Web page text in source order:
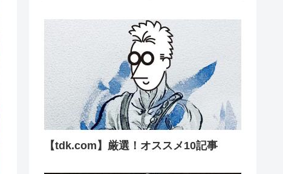
【tdk.com】厳選！オススメ10記事